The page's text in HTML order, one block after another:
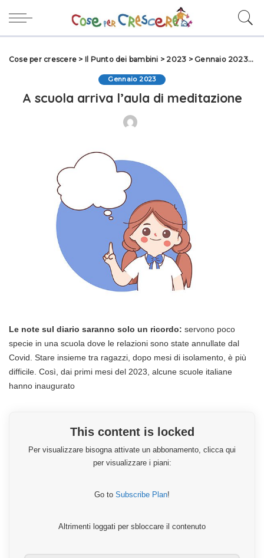
Cose per crescere > Il Punto dei bambini > 2023 >Gennaio 2023>
Gennaio 2023
A scuola arriva l’aula di meditazione
Le note sul diario saranno solo un ricordo: servono poco
specie in una scuola dove le relazioni sono state annullate dal
Covid. Stare insieme tra ragazzi, dopo mesi di isolamento, è più
difficile. Così, dai primi mesi del 2023, alcune scuole italiane
hanno inaugurato
This content is locked
Per visualizzare bisogna attivate un abbonamento, clicca qui
per visualizzare i piani:
Go to Subscribe Plan!
Altrimenti loggati per sbloccare il contenuto